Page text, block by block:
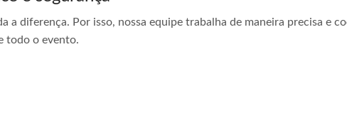
a diferença. Por isso, nossa equipe trabalha de maneira precisa e
todo o evento.